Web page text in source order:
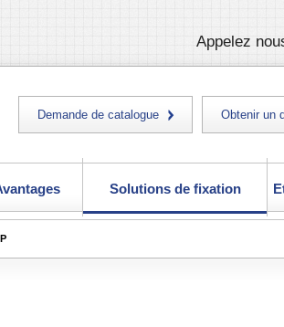
Appelez
Obtenir un
Demande de catalogue
Solutions de fixation